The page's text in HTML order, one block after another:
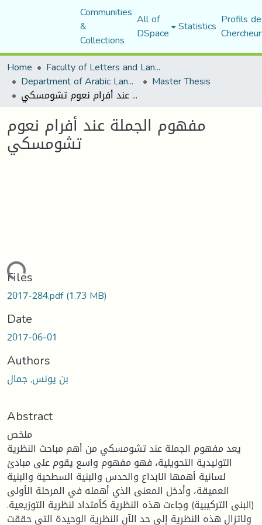
Communities
&
Collections
All of
DSpace Statistics Profils
Home
Faculty of Letters and Languages
Department of Arabic Language and Literature Master Thesis
مفهوم الجملة عند أفرام نعوم تشومسكي
مفهوم الجملة عند أفرام نعوم
تشومسكي
Loading...
Files
2017-284.pdf(1.73 MB)
Date
2017-06-01
Authors
بن يونس, جمال
Abstract
ملخص
يعد مفهوم الجملة عند تشومسكي من أهم مباحث النظرية
التوليدية التحويلية، فهو مفهوم واسع يقوم على مبادئ
لسانية أهمها الابداع والحدس والبنية السطحية والبنية
العميقة، وأدخل المعنى الذي أهمله في المرحلة الأولى
(البنى التركيبية) وجاءت هذه النظرية كأمتداد لنظرية التوزيعية.
ولاتزال هذه النظرية إلى حد الآن النظرية الوحيدة التي حققت